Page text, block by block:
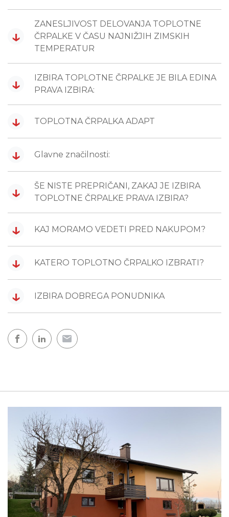
↓
ZANESLJIVOST DELOVANJA TOPLOTNE
ČRPALKE V ČASU NAJNIŽJIH ZIMSKIH
TEMPERATUR
↓
IZBIRA TOPLOTNE ČRPALKE JE BILA EDINA
PRAVA IZBIRA:
↓ TOPLOTNA ČRPALKA ADAPT
↓ Glavne značilnosti:
↓
ŠE NISTE PREPRIČANI, ZAKAJ JE IZBIRA
TOPLOTNE ČRPALKE PRAVA IZBIRA?
↓ KAJ MORAMO VEDETI PRED NAKUPOM?
↓ KATERO TOPLOTNO ČRPALKO IZBRATI?
↓ IZBIRA DOBREGA PONUDNIKA